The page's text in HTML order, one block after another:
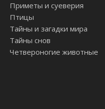
Приметы и суеверия
Птицы
Тайны и загадки мира
Тайны снов
Четвероногие животные